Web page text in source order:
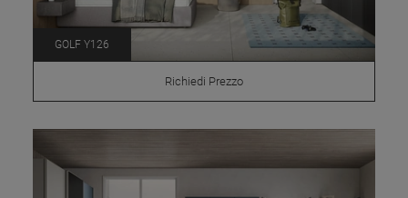
GOLF Y126
Richiedi Prezzo